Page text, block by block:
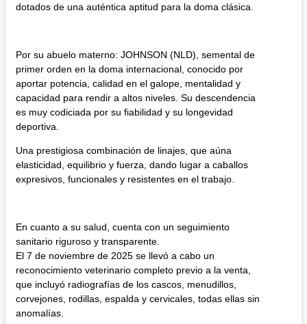
dotados de una auténtica aptitud para la doma clásica.
Por su abuelo materno: JOHNSON (NLD), semental de
primer orden en la doma internacional, conocido por
aportar potencia, calidad en el galope, mentalidad y
capacidad para rendir a altos niveles. Su descendencia
es muy codiciada por su fiabilidad y su longevidad
deportiva.
​Una prestigiosa combinación de linajes, que aúna
elasticidad, equilibrio y fuerza, dando lugar a caballos
expresivos, funcionales y resistentes en el trabajo.
En cuanto a su salud, cuenta con un seguimiento
sanitario riguroso y transparente.
El 7 de noviembre de 2025 se llevó a cabo un
reconocimiento veterinario completo previo a la venta,
que incluyó radiografías de los cascos, menudillos,
corvejones, rodillas, espalda y cervicales, todas ellas sin
anomalías.